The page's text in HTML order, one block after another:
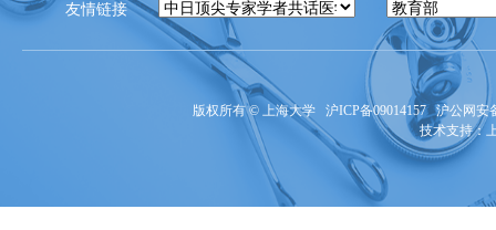
友情链接
版权所有 © 上海大学 沪ICP备09014157 沪公网安
技术支持：